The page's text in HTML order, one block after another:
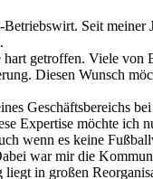
Seit
getroffen. Viele
Diesen Wunsch
Geschäftsbereichs
Expertise möchte
wenn es keine
war mir die
in großen